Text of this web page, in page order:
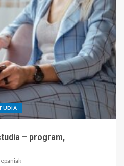
– program,